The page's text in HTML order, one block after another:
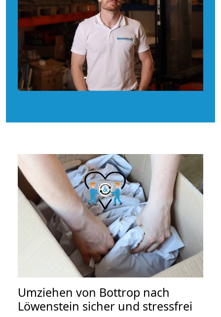
Umziehen von Bottrop nach
Löwenstein sicher und stressfrei